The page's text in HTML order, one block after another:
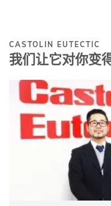
CASTOLIN EUTECTIC
我们让它对你变